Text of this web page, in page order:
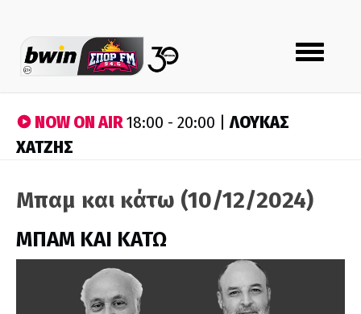
Toggle
navigation
NOW ON AIR18:00 - 20:00 |ΛΟΥΚΑΣ
ΧΑΤΖΗΣ
Μπαμ και κάτω (10/12/2024)
ΜΠΑΜ ΚΑΙ ΚΑΤΩ